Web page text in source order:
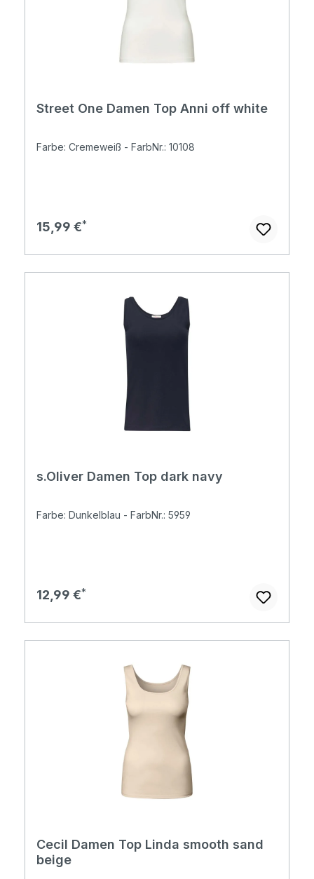
Street One Damen Top Anni off white
Farbe: Cremeweiß - FarbNr.: 10108
Regulärer Preis:
15,99 €
s.Oliver Damen Top dark navy
Farbe: Dunkelblau - FarbNr.: 5959
Regulärer Preis:
12,99 €
Cecil Damen Top Linda smooth sand
beige